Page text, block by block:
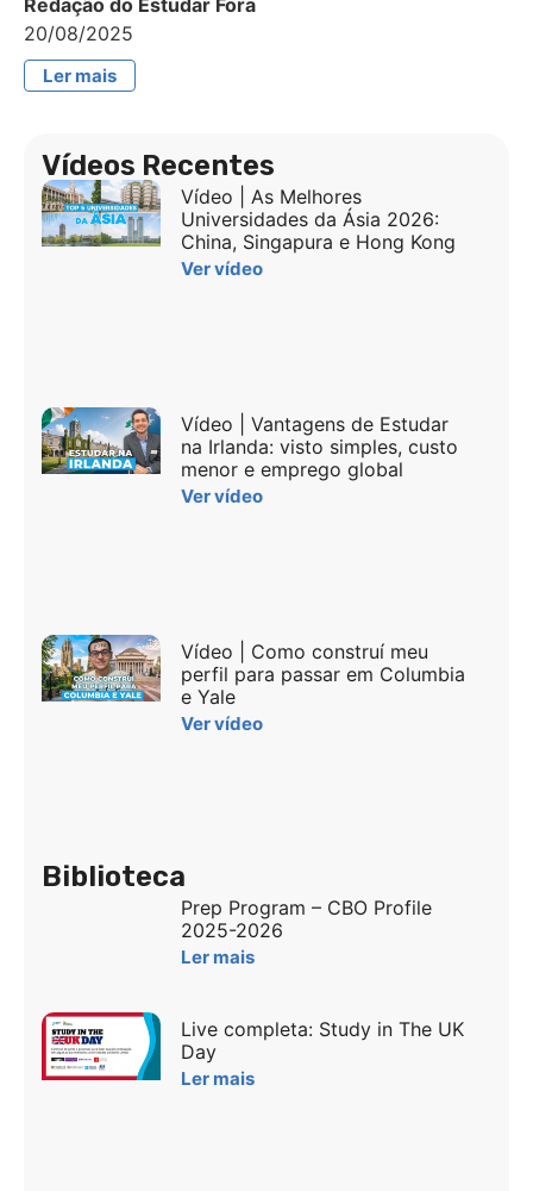
20/08/2025
Ler mais
Vídeos Recentes
Vídeo | As Melhores
Universidades da Ásia 2026:
China, Singapura e Hong Kong
Ver vídeo
Vídeo | Vantagens de Estudar
na Irlanda: visto simples, custo
menor e emprego global
Ver vídeo
Vídeo | Como construí meu
perfil para passar em Columbia
e Yale
Ver vídeo
Biblioteca
Prep Program – CBO Profile
2025-2026
Ler mais
Live completa: Study in The UK
Day
Ler mais